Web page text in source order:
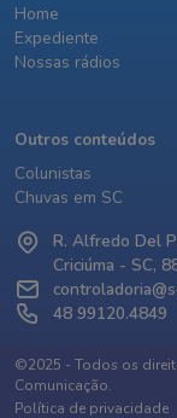
Home
Expediente
Nossas rádios
Outros conteúdos
Colunistas
Chuvas em SC
R. Alfredo Del
Criciúma - SC,
48 99120.4849
©2025 - Todos os
Comunicação.
Política de privacidade